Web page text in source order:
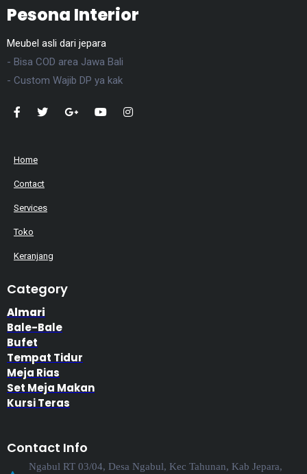
Pesona Interior
Meubel asli dari jepara
- Bisa COD area Jawa Bali
- Custom Wajib DP ya kak
Home
Contact
Services
Toko
Keranjang
Category
Almari
Bale-Bale
Bufet
Tempat Tidur
Meja Rias
Set Meja Makan
Kursi Teras
Contact Info
Ngabul RT 03/04, Desa Ngabul, Kec Tahunan, Kab Jepara,